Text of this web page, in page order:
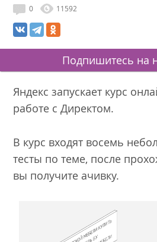
0 11592
Подпишитесь на
Яндекс запускает курс
работе с Директом.
В курс входят восемь
тесты по теме, после
вы получите ачивку.